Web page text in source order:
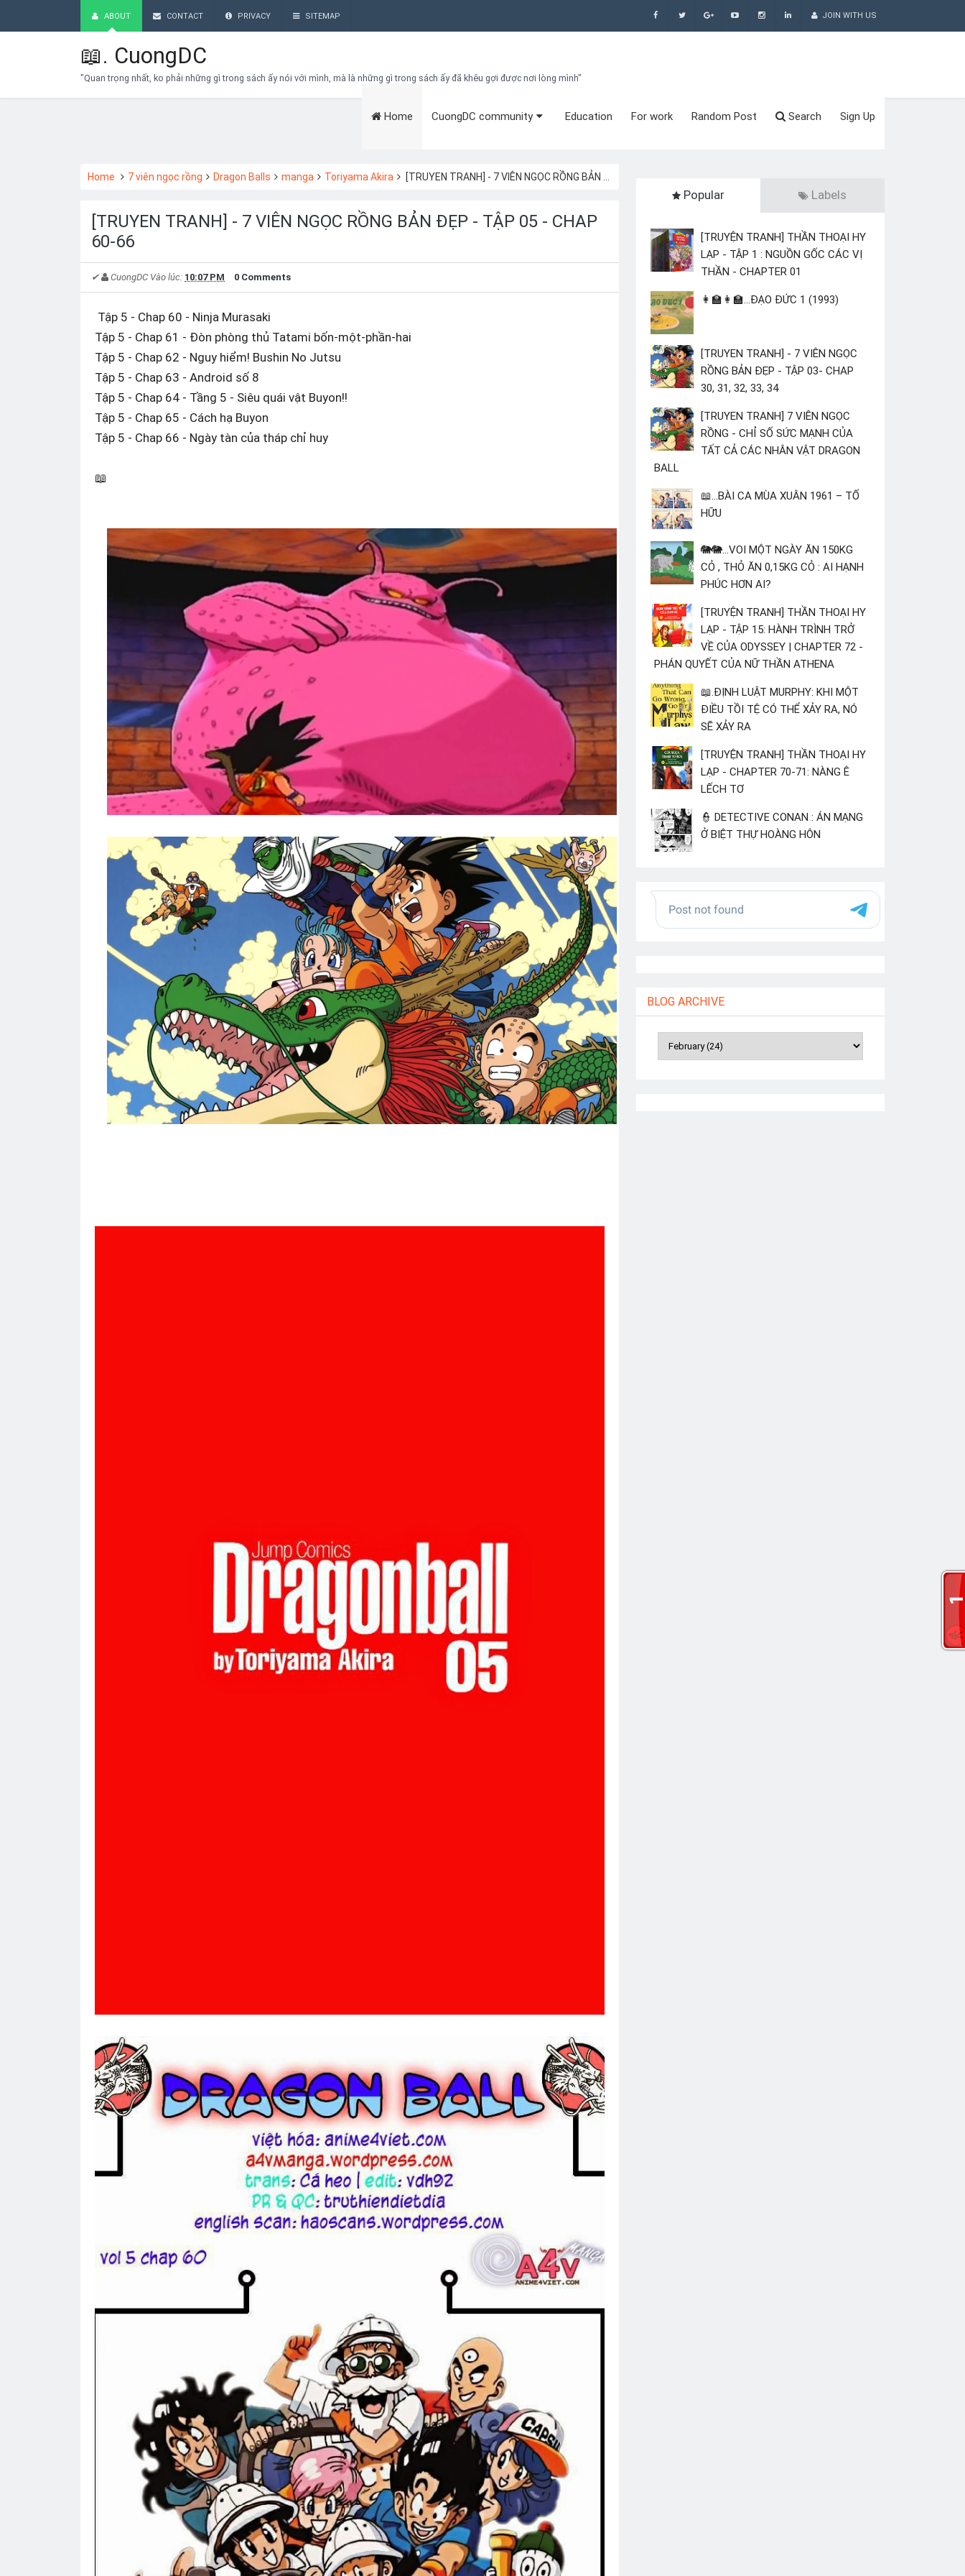
ABOUT CONTACT PRIVACY SITEMAP JOIN WITH US
📖. CuongDC
"Quan trọng nhất, ko phải những gì trong sách ấy nói với mình, mà là những gì trong sách ấy đã khêu gợi được nơi lòng mình"
Home CuongDC community Education For work Random Post Search Sign Up
Home 7 viên ngọc rồng Dragon Balls manga Toriyama Akira [TRUYEN TRANH] - 7 VIÊN NGỌC RỒNG BẢN ĐẸP - TẬP 05 - CHAP 60-66
[TRUYEN TRANH] - 7 VIÊN NGỌC RỒNG BẢN ĐẸP - TẬP 05 - CHAP
60-66
✔ CuongDC Vào lúc: 10:07 PM 0 Comments
Tập 5 - Chap 60 - Ninja Murasaki
Tập 5 - Chap 61 - Đòn phòng thủ Tatami bốn-một-phần-hai
Tập 5 - Chap 62 - Nguy hiểm! Bushin No Jutsu
Tập 5 - Chap 63 - Android số 8
Tập 5 - Chap 64 - Tầng 5 - Siêu quái vật Buyon!!
Tập 5 - Chap 65 - Cách hạ Buyon
Tập 5 - Chap 66 - Ngày tàn của tháp chỉ huy
📖
Popular Labels
[TRUYỆN TRANH] THẦN THOẠI HY
LẠP - TẬP 1 : NGUỒN GỐC CÁC VỊ
THẦN - CHAPTER 01
👩‍🏫👩‍🏫...ĐẠO ĐỨC 1 (1993)
[TRUYEN TRANH] - 7 VIÊN NGỌC
RỒNG BẢN ĐẸP - TẬP 03- CHAP
30, 31, 32, 33, 34
[TRUYEN TRANH] 7 VIÊN NGỌC
RỒNG - CHỈ SỐ SỨC MẠNH CỦA
TẤT CẢ CÁC NHÂN VẬT DRAGON
BALL
📖...BÀI CA MÙA XUÂN 1961 – TỐ
HỮU
🐘🐘...VOI MỘT NGÀY ĂN 150KG
CỎ , THỎ ĂN 0,15KG CỎ : AI HẠNH
PHÚC HƠN AI?
[TRUYỆN TRANH] THẦN THOẠI HY
LẠP - TẬP 15: HÀNH TRÌNH TRỞ
VỀ CỦA ODYSSEY | CHAPTER 72 -
PHÁN QUYẾT CỦA NỮ THẦN ATHENA
📖.ĐỊNH LUẬT MURPHY: KHI MỘT
ĐIỀU TỒI TỆ CÓ THỂ XẢY RA, NÓ
SẼ XẢY RA
[TRUYỆN TRANH] THẦN THOẠI HY
LẠP - CHAPTER 70-71: NÀNG Ê
LẾCH TƠ
👮 DETECTIVE CONAN : ÁN MẠNG
Ở BIỆT THỰ HOÀNG HÔN
BLOG ARCHIVE
Bạn đang cần tìm kiếm gì?